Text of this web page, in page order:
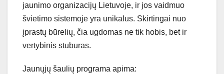
jaunimo organizacijų Lietuvoje, ir jos vaidmuo
švietimo sistemoje yra unikalus. Skirtingai nuo
įprastų būrelių, čia ugdomas ne tik hobis, bet ir
vertybinis stuburas.
Jaunųjų šaulių programa apima: